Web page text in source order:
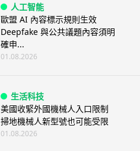
人工智能
歐盟 AI 內容標示規則生效
Deepfake 與公共議題內容須明
確申...
01.08.2026
生活科技
美國收緊外國機械人入口限制
掃地機械人新型號也可能受限
01.08.2026